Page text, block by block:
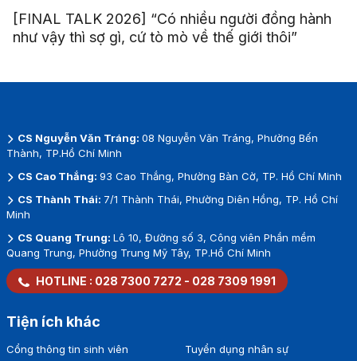
[FINAL TALK 2026] “Có nhiều người đồng hành
như vậy thì sợ gì, cứ tò mò về thế giới thôi”
CS Nguyễn Văn Tráng: 08 Nguyễn Văn Tráng, Phường Bến
Thành, TP.Hồ Chí Minh
CS Cao Thắng: 93 Cao Thắng, Phường Bàn Cờ, TP. Hồ Chí Minh
CS Thành Thái: 7/1 Thành Thái, Phường Diên Hồng, TP. Hồ Chí
Minh
CS Quang Trung: Lô 10, Đường số 3, Công viên Phần mềm
Quang Trung, Phường Trung Mỹ Tây, TP.Hồ Chí Minh
HOTLINE : 028 7300 7272 - 028 7309 1991
Tiện ích khác
Cổng thông tin sinh viên Tuyển dụng nhân sự